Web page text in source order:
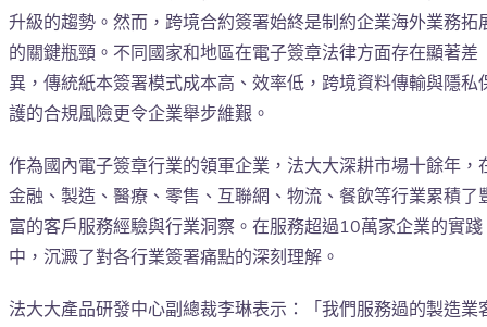
升級的趨勢。然而，跨境合約簽署始終是制約企業海外業務拓
的關鍵瓶頸。不同國家和地區在電子簽章法律方面存在顯著差
異，傳統紙本簽署模式成本高、效率低，跨境資料傳輸與隱私
護的合規風險更令企業舉步維艱。
作為國內電子簽章行業的領軍企業，法大大深耕市場十餘年，
金融、製造、醫療、零售、互聯網、物流、餐飲等行業累積了
富的客戶服務經驗與行業洞察。在服務超過10萬家企業的實踐
中，沉澱了對各行業簽署痛點的深刻理解。
法大大產品研發中心副總裁李琳表示：「我們服務過的製造業